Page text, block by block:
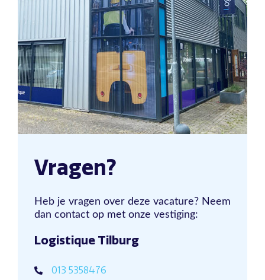
Vragen?
Heb je vragen over deze vacature? Neem
dan contact op met onze vestiging:
Logistique Tilburg
013 5358476